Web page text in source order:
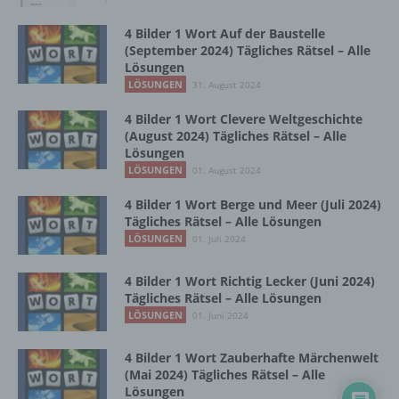
4 Bilder 1 Wort Auf der Baustelle
(September 2024) Tägliches Rätsel – Alle
Lösungen
LÖSUNGEN 31. August 2024
4 Bilder 1 Wort Clevere Weltgeschichte
(August 2024) Tägliches Rätsel – Alle
Lösungen
LÖSUNGEN 01. August 2024
4 Bilder 1 Wort Berge und Meer (Juli 2024)
Tägliches Rätsel – Alle Lösungen
LÖSUNGEN 01. Juli 2024
4 Bilder 1 Wort Richtig Lecker (Juni 2024)
Tägliches Rätsel – Alle Lösungen
LÖSUNGEN 01. Juni 2024
4 Bilder 1 Wort Zauberhafte Märchenwelt
(Mai 2024) Tägliches Rätsel – Alle
Lösungen
Daten wie das Erheben, das Erfassen, die
Organisation, das Ordnen, die Speicherung,
die Anpassung oder Veränderung, das
Auslesen, das Abfragen, die Verwendung,
Verbreitung oder eine andere Form der
Bereitstellung, den Abgleich oder die
Verknüpfung, die Einschränkung, das
Löschen oder die Vernichtung.
d) Einschränkung der Verarbeitung
Einschränkung der Verarbeitung ist die
Markierung gespeicherter
personenbezogener Daten mit dem Ziel, ihre
künftige Verarbeitung einzuschränken.
e) Profiling